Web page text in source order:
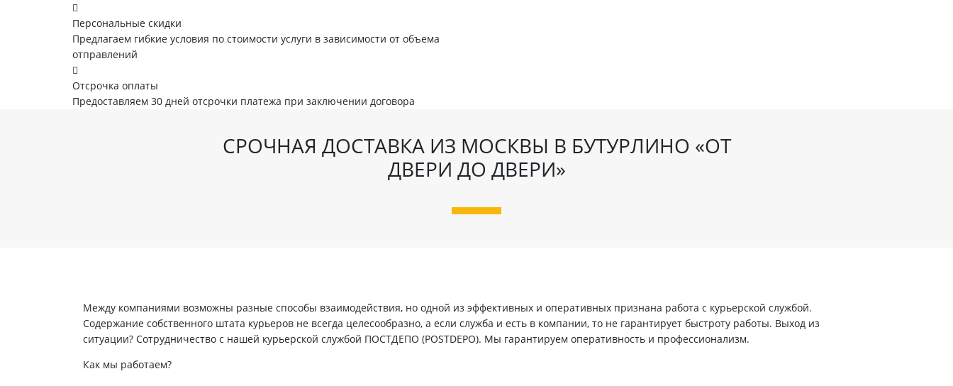
Персональные скидки
Предлагаем гибкие условия по стоимости услуги в зависимости от объема
отправлений
Отсрочка оплаты
Предоставляем 30 дней отсрочки платежа при заключении договора
СРОЧНАЯ ДОСТАВКА ИЗ МОСКВЫ В БУТУРЛИНО «ОТ
ДВЕРИ ДО ДВЕРИ»
Между компаниями возможны разные способы взаимодействия, но одной из эффективных и оперативных признана работа с курьерской службой.
Содержание собственного штата курьеров не всегда целесообразно, а если служба и есть в компании, то не гарантирует быстроту работы. Выход из
ситуации? Сотрудничество с нашей курьерской службой ПОСТДЕПО (POSTDEPO). Мы гарантируем оперативность и профессионализм.
Как мы работаем?